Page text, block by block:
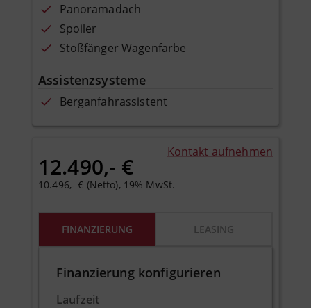
Panoramadach
Spoiler
Stoßfänger Wagenfarbe
Assistenzsysteme
Berganfahrassistent
12.490,- €
10.496,- € (Netto), 19% MwSt.
Kontakt aufnehmen
FINANZIERUNG LEASING
Finanzierung konfigurieren
Laufzeit